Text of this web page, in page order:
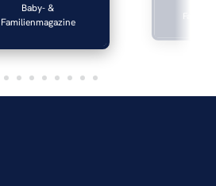
Baby- &
Familienmagazine